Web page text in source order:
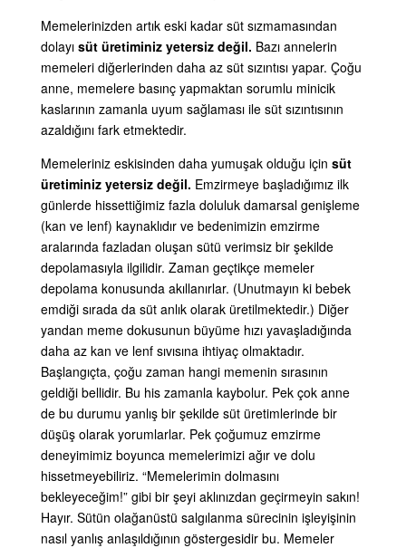
Memelerinizden artık eski kadar süt sızmamasından
dolayı süt üretiminiz yetersiz değil. Bazı annelerin
memeleri diğerlerinden daha az süt sızıntısı yapar. Çoğu
anne, memelere basınç yapmaktan sorumlu minicik
kaslarının zamanla uyum sağlaması ile süt sızıntısının
azaldığını fark etmektedir.
Memeleriniz eskisinden daha yumuşak olduğu için süt
üretiminiz yetersiz değil. Emzirmeye başladığımız ilk
günlerde hissettiğimiz fazla doluluk damarsal genişleme
(kan ve lenf) kaynaklıdır ve bedenimizin emzirme
aralarında fazladan oluşan sütü verimsiz bir şekilde
depolamasıyla ilgilidir. Zaman geçtikçe memeler
depolama konusunda akıllanırlar. (Unutmayın ki bebek
emdiği sırada da süt anlık olarak üretilmektedir.) Diğer
yandan meme dokusunun büyüme hızı yavaşladığında
daha az kan ve lenf sıvısına ihtiyaç olmaktadır.
Başlangıçta, çoğu zaman hangi memenin sırasının
geldiği bellidir. Bu his zamanla kaybolur. Pek çok anne
de bu durumu yanlış bir şekilde süt üretimlerinde bir
düşüş olarak yorumlarlar. Pek çoğumuz emzirme
deneyimimiz boyunca memelerimizi ağır ve dolu
hissetmeyebiliriz. “Memelerimin dolmasını
bekleyeceğim!” gibi bir şeyi aklınızdan geçirmeyin sakın!
Hayır. Sütün olağanüstü salgılanma sürecinin işleyişinin
nasıl yanlış anlaşıldığının göstergesidir bu. Memeler